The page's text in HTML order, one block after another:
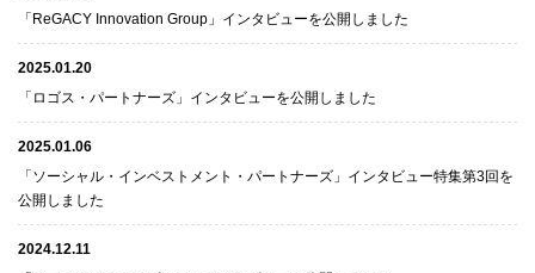
「ReGACY Innovation Group」インタビューを公開しました
2025.01.20
「ロゴス・パートナーズ」インタビューを公開しました
2025.01.06
「ソーシャル・インベストメント・パートナーズ」インタビュー特集第3回を
公開しました
2024.12.11